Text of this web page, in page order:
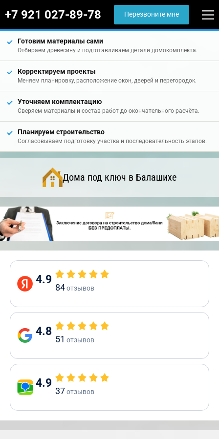
+7 921 027-89-78 Перезвоните мне
Готовим материалы сами
Отбираем древесину и подготавливаем детали домокомплекта.
Корректируем проекты
Меняем планировку, расположение окон, дверей и перегородок.
Уточняем комплектацию
Сверяем материалы и состав работ до окончательного расчёта.
Планируем строительство
Согласовываем подготовку участка и последовательность этапов.
Дома под ключ в Балашихе
4.9
84отзывов
4.8
51 отзывов
4.9
37отзывов